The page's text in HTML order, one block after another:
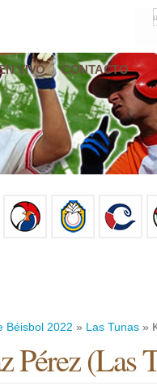
VIVO CONTACTO
Béisbol 2022 » Las Tunas »
Pérez(Las